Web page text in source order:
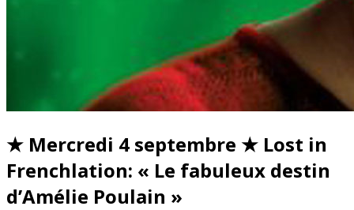
★ Mercredi 4 septembre ★ Lost in
Frenchlation: « Le fabuleux destin
d’Amélie Poulain »